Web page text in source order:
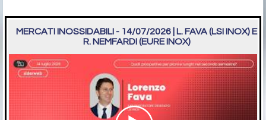
MERCATI INOSSIDABILI - 14/07/2026 | L. FAVA (LSI INOX) E
R. NEMFARDI (EURE INOX)